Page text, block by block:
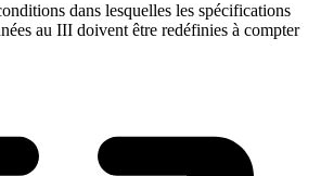
dans lesquelles les spécifications
au III doivent être redéfinies à compter